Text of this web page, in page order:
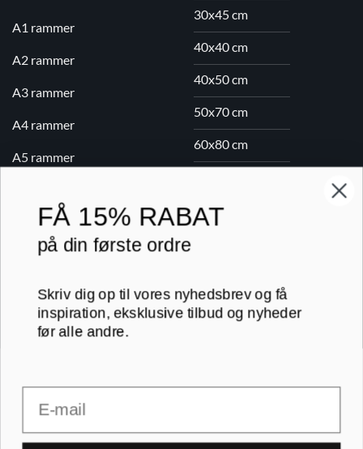
A1 rammer
A2 rammer
A3 rammer
A4 rammer
A5 rammer
30x45 cm
40x40 cm
40x50 cm
50x70 cm
60x80 cm
Printogrammer.dk · Navervej 21 · 8382 Hinnerup · CVR 40736166 ·
(+45) 8844 1630 · kundeservice@printogrammer.dk
© 2026 Printogrammer.dk
Pay
FÅ 15% RABAT
på din første ordre
Skriv dig op til vores nyhedsbrev og få
inspiration, eksklusive tilbud og nyheder
før alle andre.